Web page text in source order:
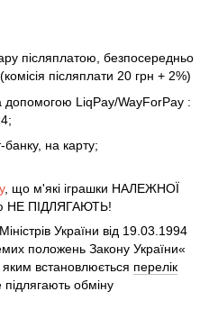
післяплатою, безпосередньо
післяплати 20 грн + 2%)
допомогою LiqPay/WayForPay :
на карту;
, що м'які іграшки НАЛЕЖНОЇ
НЕ ПІДЛЯГАЮТЬ!
України від 19.03.1994
положень Закону України«
встановлюється перелік
обміну